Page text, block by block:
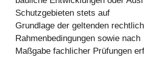
Schutzgebieten stets auf
Grundlage der geltenden
Rahmenbedingungen sowie nach
Maßgabe fachlicher Prüfungen